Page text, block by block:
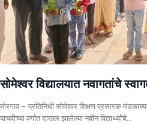
सोमेश्वर विद्यालयात नवागतांचे
मोरगाव – प्रतिनिधी सोमेश्वर शिक्षण प्रसारक
पाचवीच्या वर्गात दाखल झालेल्या नवीन विद्यार्थ्यांचे…